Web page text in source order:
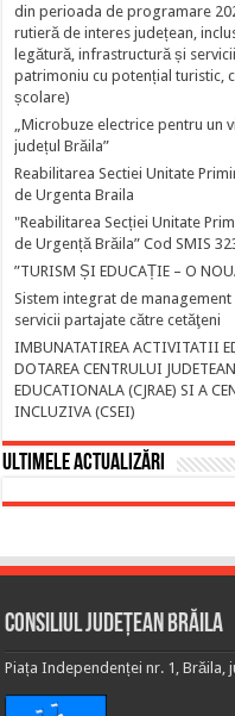
din perioada de programare
rutieră de interes județean,
legătură, infrastructură și
patrimoniu cu potențial turistic,
școlare)
„Microbuze electrice pentru un
județul Brăila”
Reabilitarea Sectiei Unitate
de Urgenta Braila
"Reabilitarea Secției Unitate
de Urgență Brăila” Cod SMIS
”TURISM ȘI EDUCAȚIE – O
Sistem integrat de
servicii partajate către cetăţeni
IMBUNATATIREA ACTIVITATII
DOTAREA CENTRULUI
EDUCATIONALA (CJRAE) SI A
INCLUZIVA (CSEI)
Ultimele actualizări
Consiliul Județean Brăila
Piața Independenței nr. 1, Brăila,